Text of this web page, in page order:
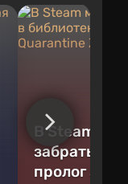
В Steam
забрать в
пролог